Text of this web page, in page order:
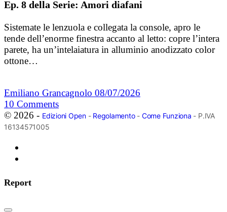
Ep. 8 della Serie: Amori diafani
Sistemate le lenzuola e collegata la console, apro le
tende dell’enorme finestra accanto al letto: copre l’intera
parete, ha un’intelaiatura in alluminio anodizzato color
ottone…
Emiliano Grancagnolo 08/07/2026
10 Comments
© 2026 - Edizioni Open- Regolamento- Come Funziona - P.IVA
16134571005
Report